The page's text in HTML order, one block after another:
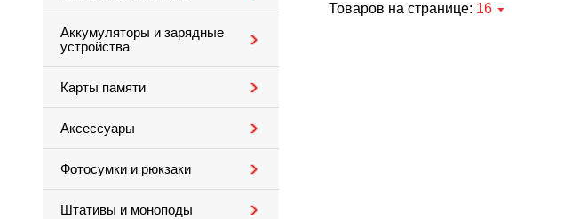
Аккумуляторы и зарядные
устройства
Карты памяти
Аксессуары
Фотосумки и рюкзаки
Штативы и моноподы
Товаров на странице: 16